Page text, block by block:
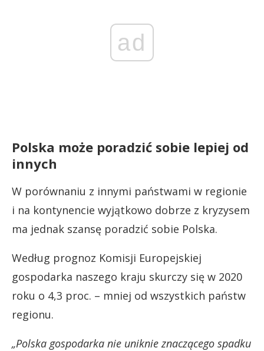
ad
Polska może poradzić sobie lepiej od
innych
W porównaniu z innymi państwami w regionie
i na kontynencie wyjątkowo dobrze z kryzysem
ma jednak szansę poradzić sobie Polska.
Według prognoz Komisji Europejskiej
gospodarka naszego kraju skurczy się w 2020
roku o 4,3 proc. – mniej od wszystkich państw
regionu.
„Polska gospodarka nie uniknie znaczącego spadku